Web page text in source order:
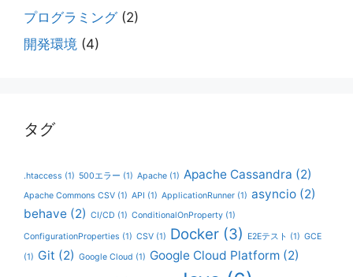
プログラミング(2)
開発環境 (4)
タグ
.htaccess (1) 500エラー (1) Apache (1) Apache Cassandra (2)
Apache Commons CSV (1) API (1) ApplicationRunner (1) asyncio (2)
behave (2) CI/CD (1) ConditionalOnProperty (1)
ConfigurationProperties (1) CSV (1) Docker (3) E2Eテスト (1) GCE
(1) Git (2) Google Cloud (1) Google Cloud Platform (2)